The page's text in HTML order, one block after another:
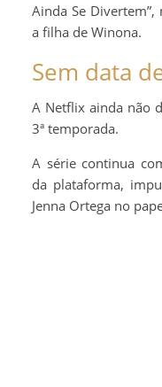
Ainda Se
a filha de Winona.
Sem data
A Netflix ainda não
3ª temporada.
A série continua
da plataforma,
Jenna Ortega no